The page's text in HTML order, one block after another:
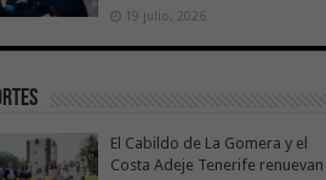
19 julio, 2026
El Cabildo de La Gomera y el
Costa Adeje Tenerife renuevan